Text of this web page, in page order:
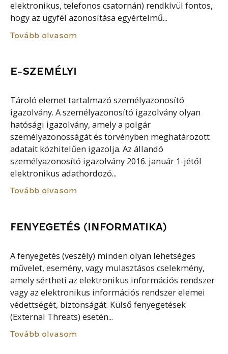
elektronikus, telefonos csatornán) rendkívül fontos,
hogy az ügyfél azonosítása egyértelmű...
Tovább olvasom
E-SZEMÉLYI
Tároló elemet tartalmazó személyazonosító
igazolvány. A személyazonosító igazolvány olyan
hatósági igazolvány, amely a polgár
személyazonosságát és törvényben meghatározott
adatait közhitelűen igazolja. Az állandó
személyazonosító igazolvány 2016. január 1-jétől
elektronikus adathordozó...
Tovább olvasom
FENYEGETÉS (INFORMATIKA)
A fenyegetés (veszély) minden olyan lehetséges
művelet, esemény, vagy mulasztásos cselekmény,
amely sértheti az elektronikus információs rendszer
vagy az elektronikus információs rendszer elemei
védettségét, biztonságát. Külső fenyegetések
(External Threats) esetén...
Tovább olvasom